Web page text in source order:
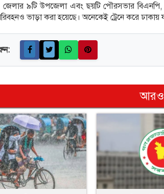
জেলার ৯টি উপজেলা এবং ছয়টি পৌরসভার
ভাড়া করা হয়েছে। অনেকেই ট্রেনে করে ঢাকায়